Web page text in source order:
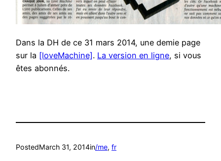
Dans la DH de ce 31 mars 2014, une demie page
sur la [loveMachine]. La version en ligne, si vous
êtes abonnés.
PostedMarch 31, 2014in/me, fr